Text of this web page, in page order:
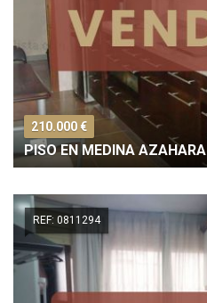
210.000 €
PISO EN MEDINA AZAHARA
REF: 0811294